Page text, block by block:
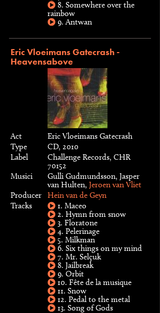
8. Somewhere over the
rainbow
9. Antwan
Eric Vloeimans Gatecrash -
Heavensabove
Act
Eric Vloeimans Gatecrash
Type
CD, 2010
Label
Challenge Records, CHR
70152
Musici
Gulli Gudmundsson, Jasper
van Hulten, Jeroen van Vliet
Producer
Hein van de Geyn
Tracks
1. Maceo
2. Hymn from snow
3. Floratone
4. Pelerinage
5. Milkman
6. Six things on my mind
7. Mr. Selçuk
8. Jailbreak
9. Orbit
10. Fête de la musique
11. Snow
12. Pedal to the metal
13. Song of Gods